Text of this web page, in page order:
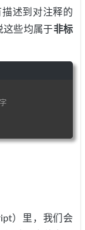
述到对注释的
这些均属于非标
）里，我们会